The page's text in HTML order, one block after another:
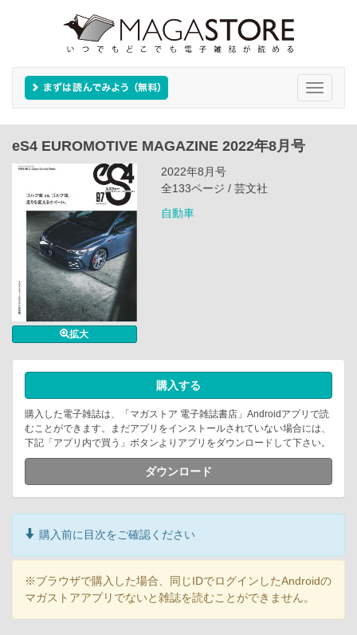
Toggle
eS4 EUROMOTIVE MAGAZINE 2022年8月号
拡大
2022年8月号
全133ページ / 芸文社
自動車
購入する
購入した電子雑誌は、「マガストア 電子雑誌書店」Androidアプリで読
むことができます。まだアプリをインストールされていない場合には、
下記「アプリ内で買う」ボタンよりアプリをダウンロードして下さい。
ダウンロード
購入前に目次をご確認ください
※ブラウザで購入した場合、同じIDでログインしたAndroidの
マガストアアプリでないと雑誌を読むことができません。